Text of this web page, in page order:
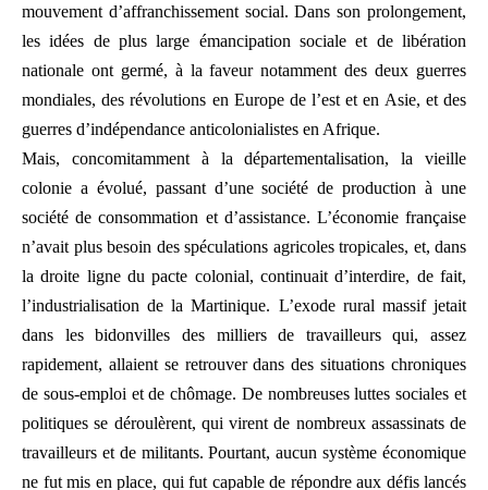
mouvement d’affranchissement social. Dans son prolongement,
les idées de plus large émancipation sociale et de libération
nationale ont germé, à la faveur notamment des deux guerres
mondiales, des révolutions en Europe de l’est et en Asie, et des
guerres d’indépendance anticolonialistes en Afrique.
Mais, concomitamment à la départementalisation, la vieille
colonie a évolué, passant d’une société de production à une
société de consommation et d’assistance. L’économie française
n’avait plus besoin des spéculations agricoles tropicales, et, dans
la droite ligne du pacte colonial, continuait d’interdire, de fait,
l’industrialisation de la Martinique. L’exode rural massif jetait
dans les bidonvilles des milliers de travailleurs qui, assez
rapidement, allaient se retrouver dans des situations chroniques
de sous-emploi et de chômage. De nombreuses luttes sociales et
politiques se déroulèrent, qui virent de nombreux assassinats de
travailleurs et de militants. Pourtant, aucun système économique
ne fut mis en place, qui fut capable de répondre aux défis lancés